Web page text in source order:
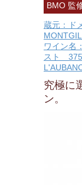
BMO 監
蔵元：ド
ワイン名
スト
究極に
ン。